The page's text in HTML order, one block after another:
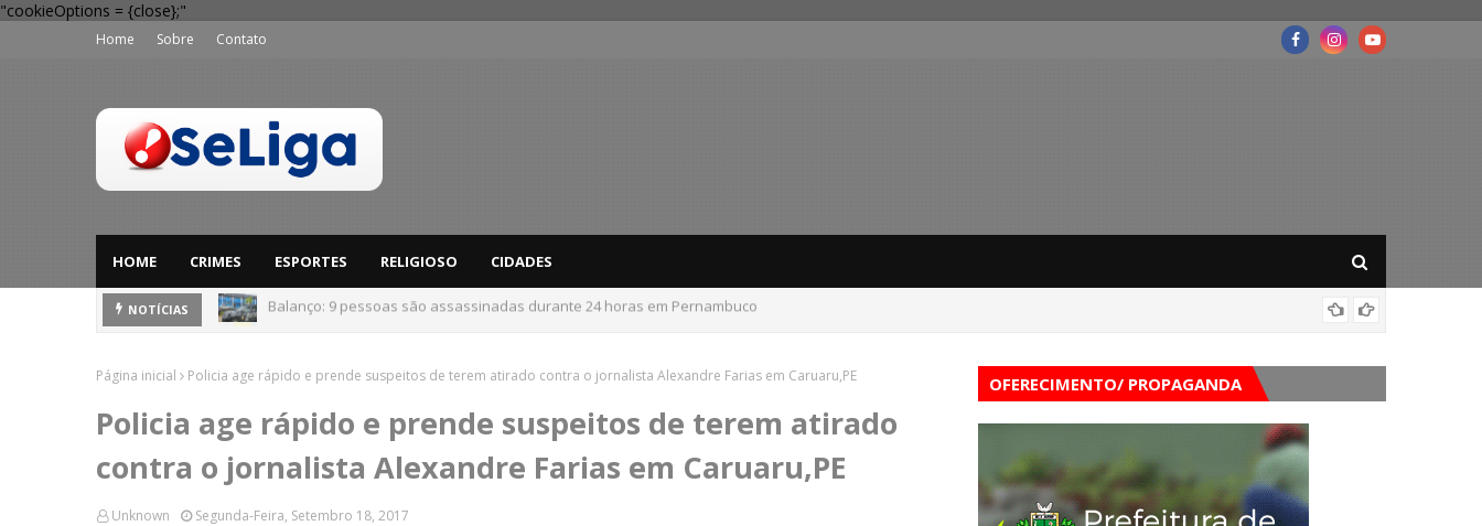
"cookieOptions = {close};"
Home Sobre Contato
HOME CRIMES ESPORTES RELIGIOSO CIDADES
NOTÍCIAS 'Perigo potencial': 58 municípios do interior de PE recebem novo alerta amarelo de vendaval
Página inicial Policia age rápido e prende suspeitos de terem atirado contra o jornalista Alexandre Farias em Caruaru,PE
Policia age rápido e prende suspeitos de terem atirado
contra o jornalista Alexandre Farias em Caruaru,PE
Unknown Segunda-Feira, Setembro 18, 2017
OFERECIMENTO/ PROPAGANDA